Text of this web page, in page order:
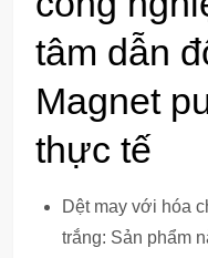
tâm dẫn
Magnet
thực tế
Dệt may với hóa
trắng: Sản phẩm